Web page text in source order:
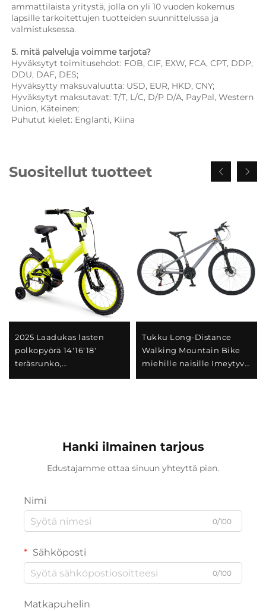
ammattilaista yritystä, jolla on yli 10 vuoden kokemus
lapsille tarkoitettujen tuotteiden suunnittelussa ja
valmistuksessa.
5. mitä palveluja voimme tarjota?
Hyväksytyt toimitusehdot: FOB, CIF, EXW, FCA, CPT, DDP,
DDU, DAF, DES;
Hyväksytty maksuvaluutta: USD, EUR, HKD, CNY;
Hyväksytyt maksutavat: T/T, L/C, D/P D/A, PayPal, Western
Union, Käteinen;
Puhutut kielet: Englanti, Kiina
Suositellut tuotteet
2025 Laadukas lasten
polkopyörä 14'16'18'
teräsrunko,
yksivaihteinen ja
Tukku Long-Distance
Walking Mountain Bike
miehille naisille Imeytyvä
jousipyörä muuttuvalla
Hanki ilmainen tarjous
Edustajamme ottaa sinuun yhteyttä pian.
Nimi
0/100
Sähköposti
0/100
Matkapuhelin